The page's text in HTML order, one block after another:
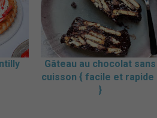
Gâteau au chocolat sans
cuisson { facile et rapide
}